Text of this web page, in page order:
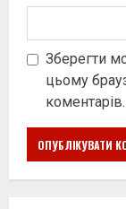
Зберегти
цьому
коментарів.